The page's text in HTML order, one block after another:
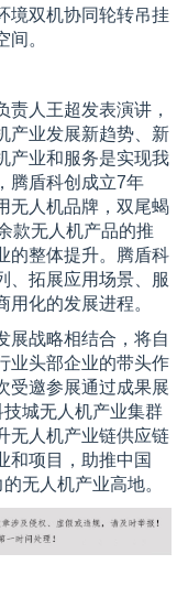
境双机协同轮转吊挂
。
责人王超发表演讲，
产业发展新趋势、新
产业和服务是实现我
腾盾科创成立7年
无人机品牌，双尾蝎
款无人机产品的推
的整体提升。腾盾科
、拓展应用场景、服
化的发展进程。
展战略相结合，将自
业头部企业的带头作
受邀参展通过成果展
城无人机产业集群
无人机产业链供应链
和项目，助推中国
无人机产业高地。